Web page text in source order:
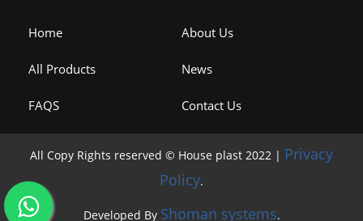
Home About Us
All Products News
FAQS Contact Us
All Copy Rights reserved © House plast 2022 | Privacy
Policy.
Developed By Shoman systems.